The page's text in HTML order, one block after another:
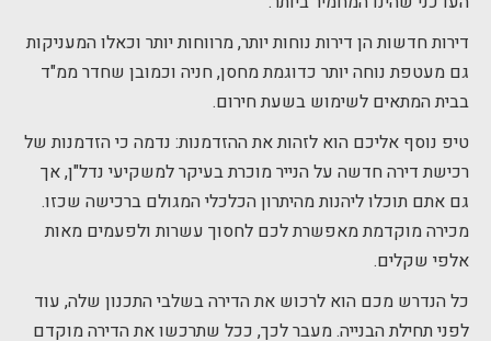
דירות חדשות הן דירות נוחות יותר, מרווחות יותר וכאלו המעניקות
גם מעטפת נוחה יותר כדוגמת מחסן, חניה וכמובן שחדר ממ"ד
בבית המתאים לשימוש בשעת חירום.
טיפ נוסף אליכם הוא לזהות את ההזדמנות: נדמה כי הזדמנות של
רכישת דירה חדשה על הנייר מוכרת בעיקר למשקיעי נדל"ן, אך
גם אתם תוכלו ליהנות מהיתרון הכלכלי המגולם ברכישה שכזו.
מכירה מוקדמת מאפשרת לכם לחסוך עשרות ולפעמים מאות
אלפי שקלים.
כל הנדרש מכם הוא לרכוש את הדירה בשלבי התכנון שלה, עוד
לפני תחילת הבנייה. מעבר לכך, ככל שתרכשו את הדירה מוקדם